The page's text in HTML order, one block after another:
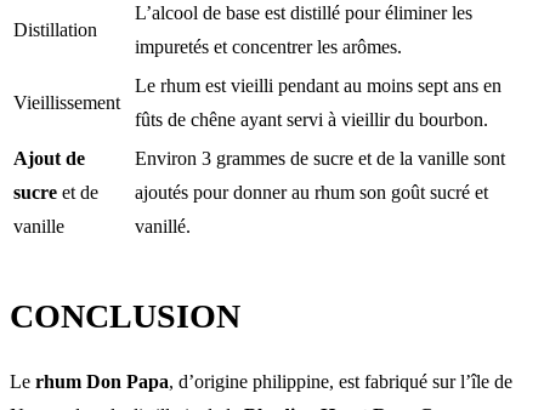
Distillation
L’alcool de base est distillé pour éliminer les
impuretés et concentrer les arômes.
Vieillissement
Le rhum est vieilli pendant au moins sept ans en
fûts de chêne ayant servi à vieillir du bourbon.
Ajout de
sucre et de
vanille
Environ 3 grammes de sucre et de la vanille sont
ajoutés pour donner au rhum son goût sucré et
vanillé.
CONCLUSION
Le rhum Don Papa, d’origine philippine, est fabriqué sur l’île de